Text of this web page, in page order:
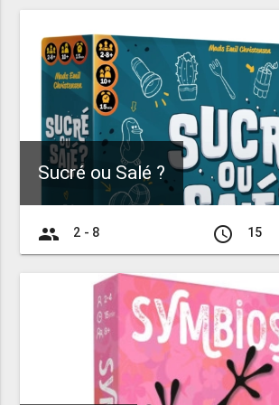
Sucré ou Salé ?
group 2 - 8 access_time 15